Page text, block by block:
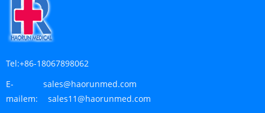
Tel:+86-18067898062
E-
mailem:
sales@haorunmed.com
sales11@haorunmed.com